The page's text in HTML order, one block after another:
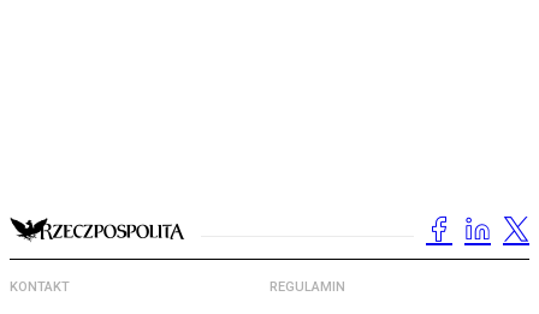
KONTAKT REGULAMIN